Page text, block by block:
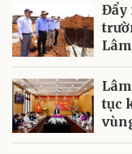
Đẩy
tục